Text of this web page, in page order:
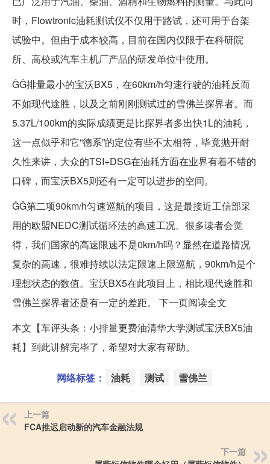
时，Flowtronic油耗测试仪不仅用于路试，还可用于台架
试验中。但由于成本较高，目前在国内仅限于在科研院
所、高校或汽车主机厂产品的研发单位中使用。
ĠĠ排量最小的宝沃BX5，在60km/h匀速行驶的油耗反而
不如现代途胜，以及之前刚刚测试过的雪佛兰探界者。而
5.37L/100km的实际成绩更是比探界者多出快1L的油耗，
这一点似乎和它“德系”的定位有些不太相符，毕竟抛开耐
久性来讲，大众的TSI+DSG在油耗方面在业界有着不错的
口碑，而宝沃BX5则还有一定可以进步的空间。
ĠĠ第二项90km/h匀速巡航的项目，这是最接近工信部采
用的欧盟NEDC测试循环法的高速工况。很多读者会觉
得，我们国家的高速限速不是0km/h吗？显然在道路情况
复杂的高速，很难持续以法定限速上限巡航，90km/h是个
理想状态的数值。宝沃BX5在此项目上，相比现代途胜和
雪佛兰探界者还是有一定的差距。 下一页阅读全文
本文【车评头条：小排量更费油清华大学测试宝沃BX5油
耗】到此讲解完毕了，希望对大家有帮助。
网络标签： 油耗 测试 雪佛兰
上一篇
FCA推迟启动新的汽车金融法规
下一篇